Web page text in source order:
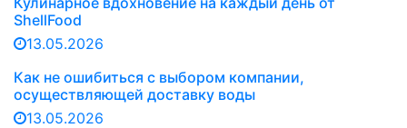
ShellFood
13.05.2026
Как не ошибиться с выбором компании,
осуществляющей доставку воды
13.05.2026